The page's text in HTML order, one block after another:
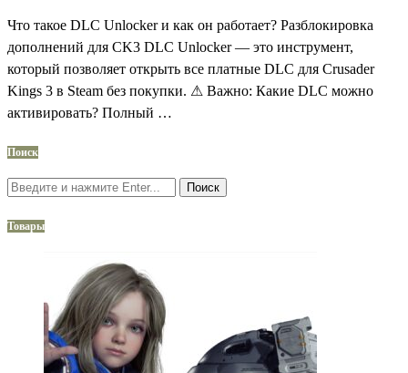
Что такое DLC Unlocker и как он работает? Разблокировка
дополнений для CK3 DLC Unlocker — это инструмент,
который позволяет открыть все платные DLC для Crusader
Kings 3 в Steam без покупки. ⚠ Важно: Какие DLC можно
активировать? Полный …
Поиск
Поиск
Товары